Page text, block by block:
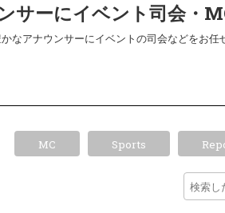
サーにイベント司会・
なアナウンサーにイベントの司会などをお
MC Sports